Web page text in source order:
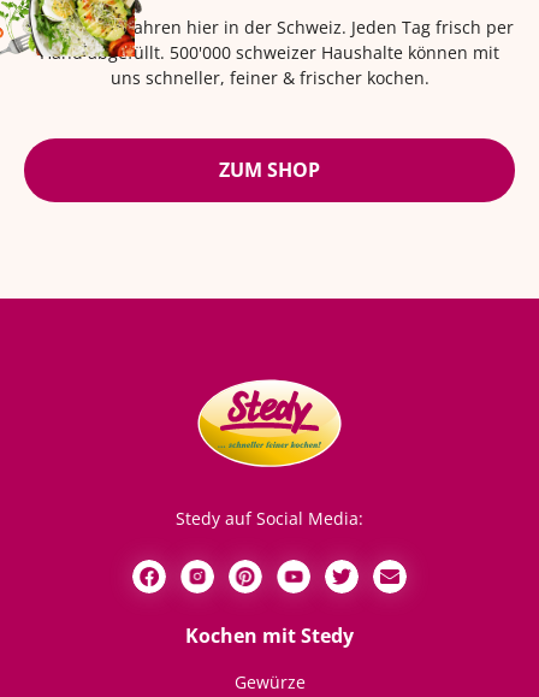
Seit über 42 Jahren hier in der Schweiz. Jeden Tag frisch per
Hand abgefüllt. 500'000 schweizer Haushalte können mit
uns schneller, feiner & frischer kochen.
ZUM SHOP
Stedy auf Social Media:
Kochen mit Stedy
Gewürze